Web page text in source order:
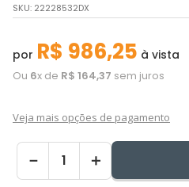
SKU: 22228532DX
por R$ 986,25 à vista
Ou 6x de R$ 164,37 sem juros
Veja mais opções de pagamento
＋
－